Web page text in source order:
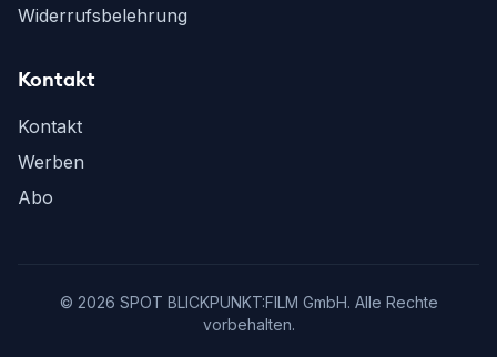
Widerrufsbelehrung
Kontakt
Kontakt
Werben
Abo
© 2026 SPOT BLICKPUNKT:FILM GmbH. Alle Rechte
vorbehalten.